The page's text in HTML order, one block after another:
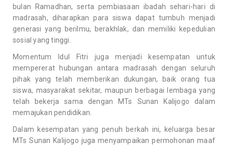
bulan Ramadhan, serta pembiasaan ibadah sehari-hari di
madrasah, diharapkan para siswa dapat tumbuh menjadi
generasi yang berilmu, berakhlak, dan memiliki kepedulian
sosial yang tinggi.
Momentum Idul Fitri juga menjadi kesempatan untuk
mempererat hubungan antara madrasah dengan seluruh
pihak yang telah memberikan dukungan, baik orang tua
siswa, masyarakat sekitar, maupun berbagai lembaga yang
telah bekerja sama dengan MTs Sunan Kalijogo dalam
memajukan pendidikan.
Dalam kesempatan yang penuh berkah ini, keluarga besar
MTs Sunan Kalijogo juga menyampaikan permohonan maaf